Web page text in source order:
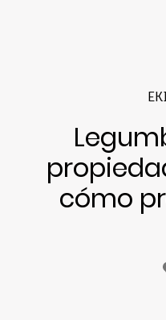
cómo